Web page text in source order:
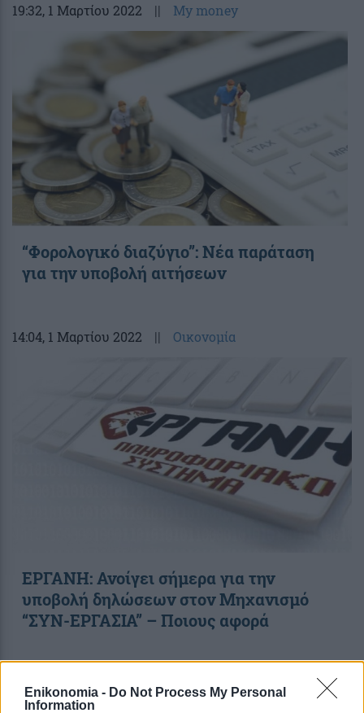
Enikonomia - Do Not Process My Personal
Information
19:32, 1 Μαρτίου 2022 || My money
“Φορολογικό διαζύγιο”: Νέα παράταση
για την υποβολή αιτήσεων
14:04, 1 Μαρτίου 2022 || Οικονομία
ΕΡΓΑΝΗ: Ανοίγει σήμερα για την
υποβολή δηλώσεων στον Μηχανισμό
“ΣΥΝ-ΕΡΓΑΣΙΑ” – Ποιους αφορά
12:46 , 8 Φεβρουαρίου 2022 My money